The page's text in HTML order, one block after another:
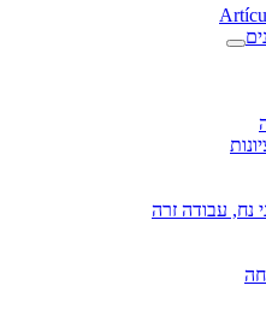
נח, עבודה זרה